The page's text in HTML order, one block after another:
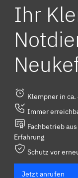
Ihr
Klempner in
Immer
Fachbetrieb
Erfahrung
Schutz vor
Jetzt anrufen